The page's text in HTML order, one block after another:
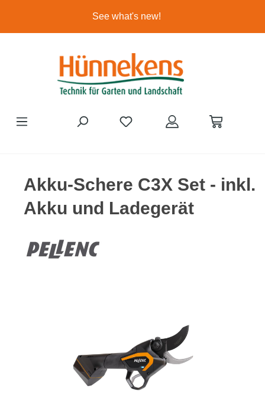
Ga naar de hoofdinhoudSee what's new!
Akku-Schere C3X Set - inkl.
Akku und Ladegerät